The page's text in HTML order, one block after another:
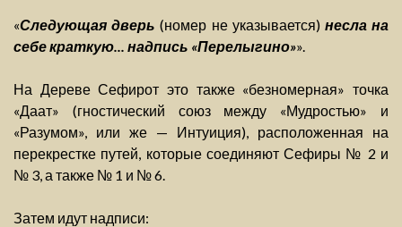
«Следующая дверь (номер не указывается) несла на
себе краткую... надпись «Перелыгино»».
На Дереве Сефирот это также «безномерная» точка
«Даат» (гностический союз между «Мудростью» и
«Разумом», или же — Интуиция), расположенная на
перекрестке путей, которые соединяют Сефиры № 2 и
№ 3, а также № 1 и № 6.
Затем идут надписи: